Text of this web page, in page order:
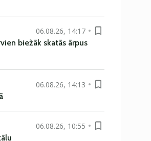
06.08.26, 14:17
biežāk skatās ārpus
06.08.26, 14:13
06.08.26, 10:55